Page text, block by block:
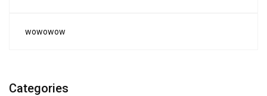
wowowow
Categories